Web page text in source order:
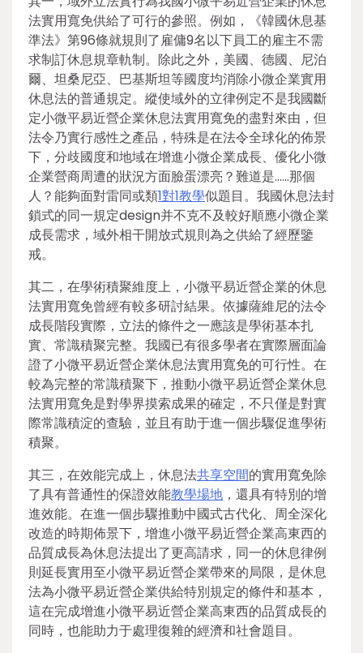
法實用寬免供給了可行的參照。例如，《韓國休息基
準法》第96條就規則了雇傭9名以下員工的雇主不需
求制訂休息規章軌制。除此之外，美國、德國、尼泊
爾、坦桑尼亞、巴基斯坦等國度均消除小微企業實用
休息法的普通規定。縱使域外的立律例定不是我國斷
定小微平易近營企業休息法實用寬免的盡對來由，但
法令乃實行感性之產品，特殊是在法令全球化的佈景
下，分歧國度和地域在增進小微企業成長、優化小微
企業營商周遭的狀況方面臉蛋漂亮？難道是……那個
人？能夠面對雷同或類1對1教學似題目。我國休息法封
鎖式的同一規定design并不克不及較好順應小微企業
成長需求，域外相干開放式規則為之供給了經歷鑒
戒。
其二，在學術積聚維度上，小微平易近營企業的休息
法實用寬免曾經有較多研討結果。依據薩維尼的法令
成長階段實際，立法的條件之一應該是學術基本扎
實、常識積聚完整。我國已有很多學者在實際層面論
證了小微平易近營企業休息法實用寬免的可行性。在
較為完整的常識積聚下，推動小微平易近營企業休息
法實用寬免是對學界摸索成果的確定，不只僅是對實
際常識積淀的查驗，並且有助于進一個步驟促進學術
積聚。
其三，在效能完成上，休息法共享空間的實用寬免除
了具有普通性的保證效能教學場地 ，還具有特別的增
進效能。在進一個步驟推動中國式古代化、周全深化
改造的時期佈景下，增進小微平易近營企業高東西的
品質成長為休息法提出了更高請求，同一的休息律例
則延長實用至小微平易近營企業帶來的局限，是休息
法為小微平易近營企業供給特別規定的條件和基本，
這在完成增進小微平易近營企業高東西的品質成長的
同時，也能助力于處理復雜的經濟和社會題目。